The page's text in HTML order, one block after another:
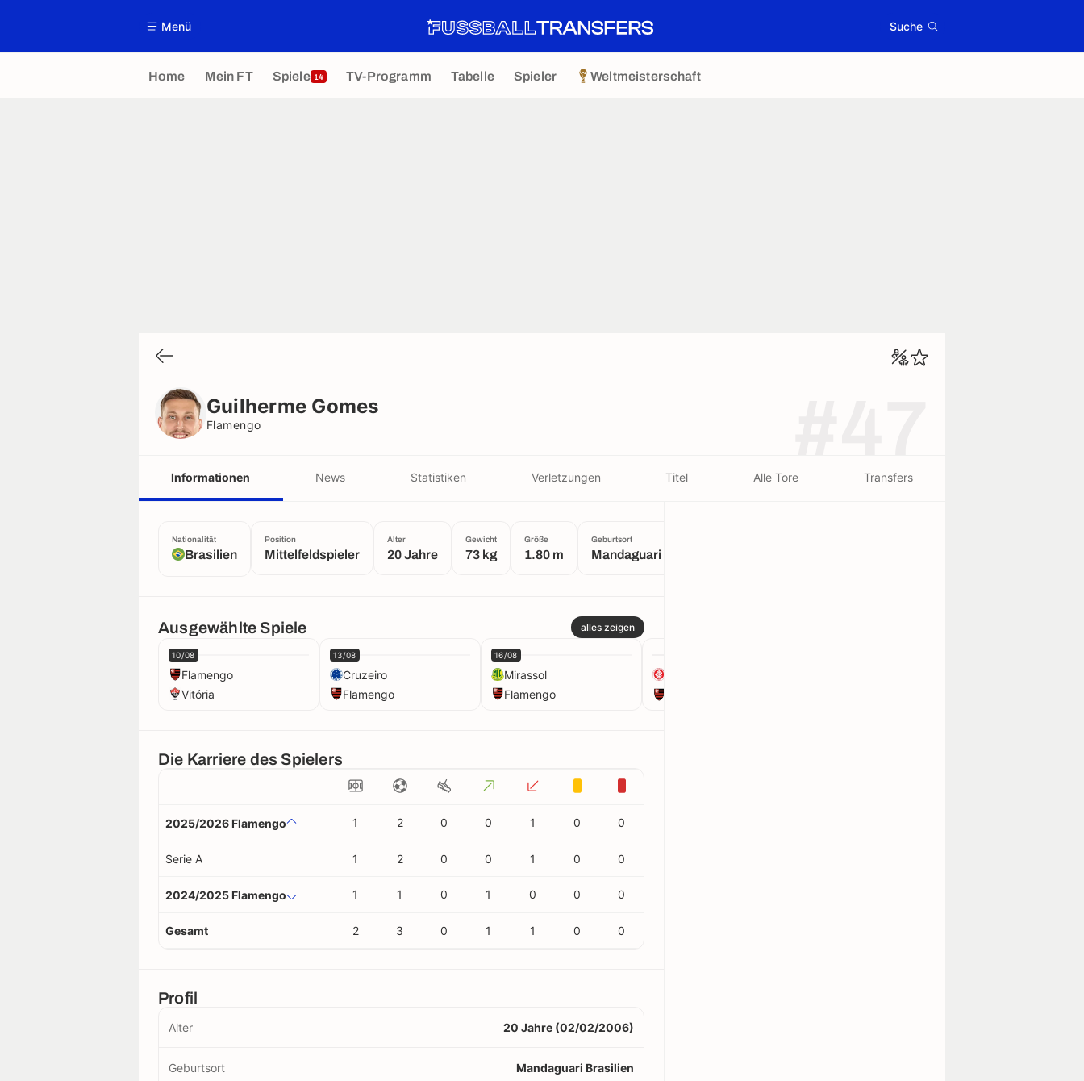
Menü Suche
Home Mein FT Spiele 14 TV-Programm Tabelle Spieler Weltmeisterschaft
Guilherme Gomes
Flamengo
Informationen News Statistiken Verletzungen Titel Alle Tore Transfers
Nationalität
Brasilien
Position
Mittelfeldspieler
Alter
20 Jahre
Gewicht
73 kg
Größe
1.80 m
Geburtsort
Mandaguari
Ausgewählte Spiele alles zeigen
10/08
Flamengo
Vitória
13/08
Cruzeiro
Flamengo
16/08
Mirassol
Flamengo
Die Karriere des Spielers
2025/2026 Flamengo 1 2 0 0 1 0 0
Serie A 1 2 0 0 1 0 0
2024/2025 Flamengo 1 1 0 1 0 0 0
Gesamt 2 3 0 1 1 0 0
Profil
Alter 20 Jahre (02/02/2006)
Geburtsort Mandaguari Brasilien